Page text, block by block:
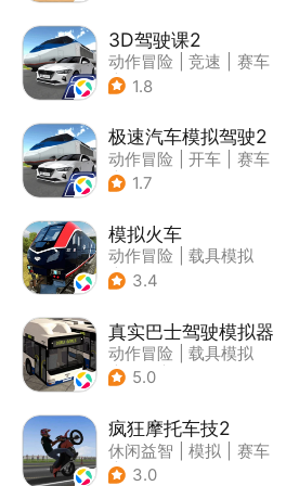
3D驾驶课2
动作冒险 竞速
赛车
| 写实
1.8
极速汽车模拟驾驶2
动作冒险 开车
赛车
| 漂移
1.7
模拟火车
动作冒险
载具模拟
| 写实
3.4
真实巴士驾驶模拟器
动作冒险
载具模拟
| 汽车
5.0
疯狂摩托车技2
休闲益智 模拟
赛车
| 写实
3.0